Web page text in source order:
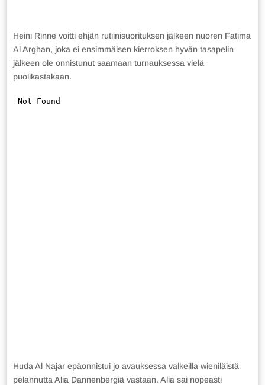
Heini Rinne voitti ehjän rutiinisuorituksen jälkeen nuoren Fatima
Al Arghan, joka ei ensimmäisen kierroksen hyvän tasapelin
jälkeen ole onnistunut saamaan turnauksessa vielä
puolikastakaan.
Huda Al Najar epäonnistui jo avauksessa valkeilla wieniläistä
pelannutta Alia Dannenbergiä vastaan. Alia sai nopeasti